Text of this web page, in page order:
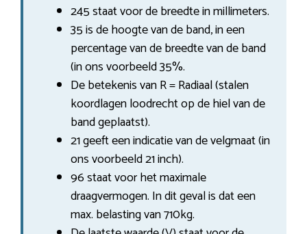
245 staat voor de breedte in millimeters.
35 is de hoogte van de band, in een
percentage van de breedte van de band
(in ons voorbeeld 35%.
De betekenis van R = Radiaal (stalen
koordlagen loodrecht op de hiel van de
band geplaatst).
21 geeft een indicatie van de velgmaat (in
ons voorbeeld 21 inch).
96 staat voor het maximale
draagvermogen. In dit geval is dat een
max. belasting van 710kg.